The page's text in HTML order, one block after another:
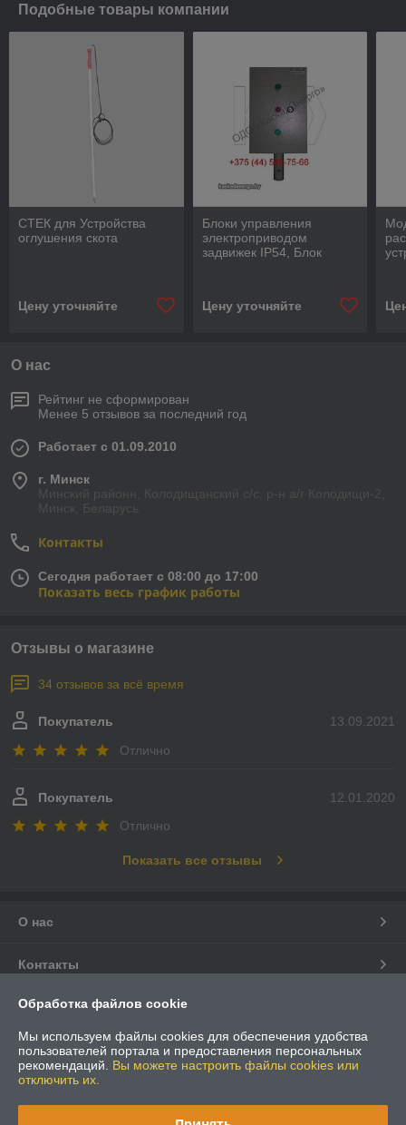
Подобные товары компании
СТЕК для Устройства
оглушения скота
Цену уточняйте
Блоки управления
электроприводом
задвижек IP54, Блок
Цену уточняйте
О нас
Рейтинг не сформирован
Менее 5 отзывов за последний год
Работает с 01.09.2010
г. Минск
Минский районн, Колодищанский с/с, р-н а/г Колодищи-2,
Минск, Беларусь
Контакты
Сегодня работает с 08:00 до 17:00
Показать весь график работы
Отзывы о магазине
34 отзывов за всё время
13.09.2021
Покупатель
Отлично
12.01.2020
Покупатель
Отлично
Показать все отзывы
О нас
Контакты
Доставка и оплата
График работы
Обработка файлов cookie
Мы используем файлы cookies для обеспечения удобства
пользователей портала и предоставления персональных
рекомендаций. Вы можете настроить файлы cookies или
отключить их.